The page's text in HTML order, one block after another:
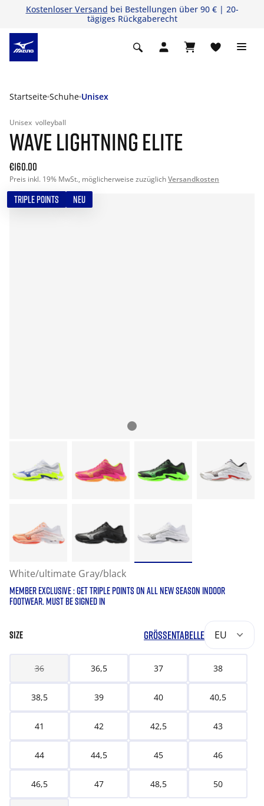
Kostenloser Versand bei Bestellungen über 90 € | 20-
tägiges Rückgaberecht
Startseite Schuhe Unisex
Unisex volleyball
WAVE LIGHTNING ELITE
€160.00
Preis inkl. 19% MwSt., möglicherweise zuzüglichVersandkosten
TRIPLE POINTS NEU
White/ultimate Gray/black
MEMBER EXCLUSIVE : GET TRIPLE POINTS ON ALL NEW SEASON INDOOR
FOOTWEAR. MUST BE SIGNED IN
SIZE GRÖSSENTABELLE EU
36 36,5 37 38
38,5 39 40 40,5
41 42 42,5 43
44 44,5 45 46
46,5 47 48,5 50